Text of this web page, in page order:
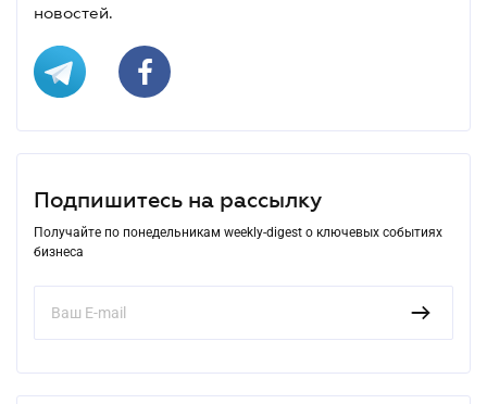
новостей.
Подпишитесь на рассылку
Получайте по понедельникам weekly-digest о ключевых событиях
бизнеса